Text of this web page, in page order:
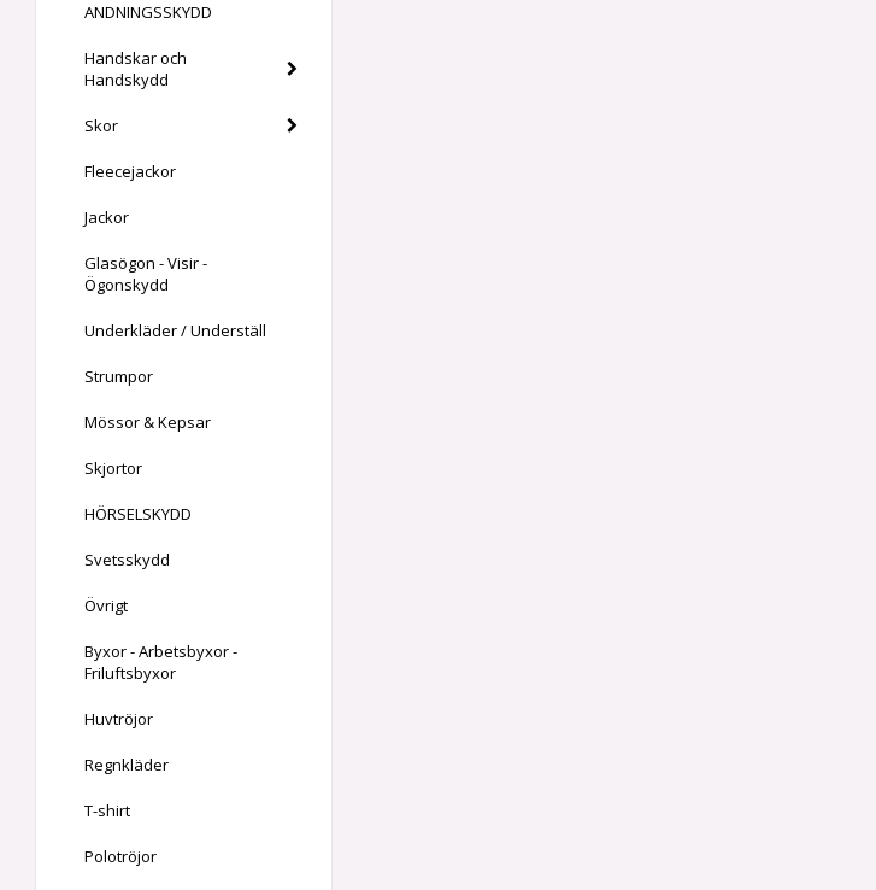
ANDNINGSSKYDD
Handskar och
Handskydd
Skor
Fleecejackor
Jackor
Glasögon - Visir -
Ögonskydd
Underkläder / Underställ
Strumpor
Mössor & Kepsar
Skjortor
HÖRSELSKYDD
Svetsskydd
Övrigt
Byxor - Arbetsbyxor -
Friluftsbyxor
Huvtröjor
Regnkläder
T-shirt
Polotröjor